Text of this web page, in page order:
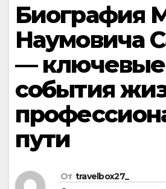
Биография
Наумовича
— ключевые
события
пути
От travelbox27_